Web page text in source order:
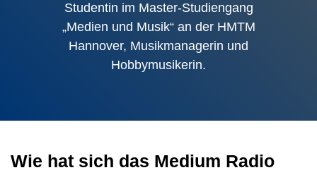
Studentin im Master-Studiengang
„Medien und Musik“ an der HMTM
Hannover, Musikmanagerin und
Hobbymusikerin.
Wie hat sich das Medium Radio